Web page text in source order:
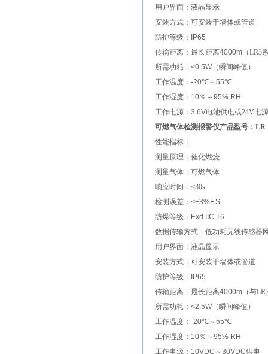
用户界面：液晶显示
安装方式：可安装于墙体或管道
防护等级：
IP65
传输距离：最长距离4000m （LR3
所需功耗： <0.5W（瞬间峰值）
工作温度： -20℃～55℃
工作湿度： 10％～95% RH
工作电源： 3.6V电池供电或24V电
可燃气体检测报警仪产品型号：
性能指标：
测量原理：催化燃烧
测量气体：可燃气体
响应时间： <30s
检测误差： <±3%F.S.
防爆等级： Exd IIC T6
数据传输方式：低功耗无线传感器
用户界面：液晶显示
安装方式：可安装于墙体或管道
防护等级：
IP65
传输距离：最长距离4000m （与
所需功耗： <2.5W（瞬间峰值）
工作温度： -20℃～55℃
工作湿度： 10％～95% RH
工作电源： 10VDC ～30VDC供电